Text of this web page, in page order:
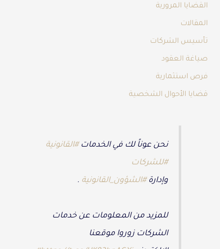
القضايا المرورية
المقالات
تأسيس الشركات
صياغة العقود
فرص استثمارية
قضايا الأحوال الشخصية
نحن عوناً لك في الخدمات#القانونية
#للشركات
وإدارة#الشؤون_القانونية .
للمزيد من المعلومات عن خدمات
الشركات زوروا موقعنا